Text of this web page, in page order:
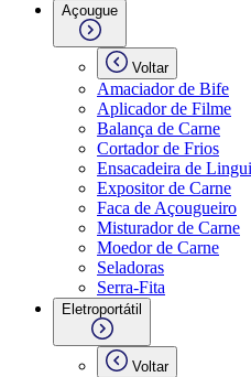
Açougue
Voltar
Amaciador de Bife
Aplicador de Filme
Balança de Carne
Cortador de Frios
Ensacadeira de
Expositor de Carne
Faca de Açougueiro
Misturador de Carne
Moedor de Carne
Seladoras
Serra-Fita
Eletroportátil
Voltar